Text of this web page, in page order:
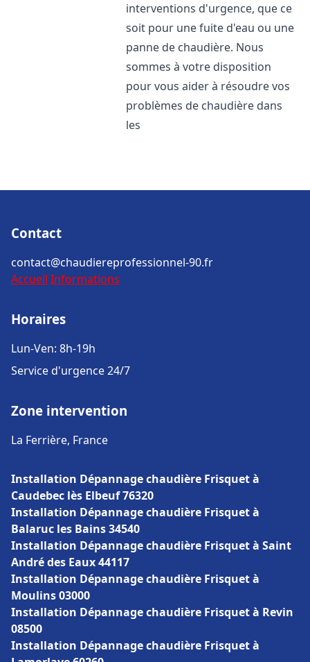
interventions d'urgence, que ce
soit pour une fuite d'eau ou une
panne de chaudière. Nous
sommes à votre disposition
pour vous aider à résoudre vos
problèmes de chaudière dans
les
Contact
contact@chaudiereprofessionnel-90.fr
Accueil Informations
Horaires
Lun-Ven: 8h-19h
Service d'urgence 24/7
Zone intervention
La Ferrière, France
Installation Dépannage chaudière Frisquet à
Caudebec lès Elbeuf 76320
Installation Dépannage chaudière Frisquet à
Balaruc les Bains 34540
Installation Dépannage chaudière Frisquet à Saint
André des Eaux 44117
Installation Dépannage chaudière Frisquet à
Moulins 03000
Installation Dépannage chaudière Frisquet à Revin
08500
Installation Dépannage chaudière Frisquet à